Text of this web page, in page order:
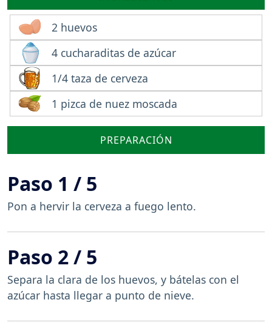
2 huevos
4 cucharaditas de azúcar
1/4 taza de cerveza
1 pizca de nuez moscada
PREPARACIÓN
Paso 1 / 5
Pon a hervir la cerveza a fuego lento.
Paso 2 / 5
Separa la clara de los huevos, y bátelas con el
azúcar hasta llegar a punto de nieve.